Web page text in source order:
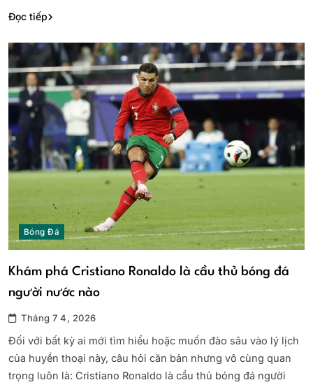
Đọc tiếp
Bóng Đá
Khám phá Cristiano Ronaldo là cầu thủ bóng đá
người nước nào
Tháng 7 4, 2026
Đối với bất kỳ ai mới tìm hiểu hoặc muốn đào sâu vào lý lịch
của huyền thoại này, câu hỏi căn bản nhưng vô cùng quan
trọng luôn là: Cristiano Ronaldo là cầu thủ bóng đá người